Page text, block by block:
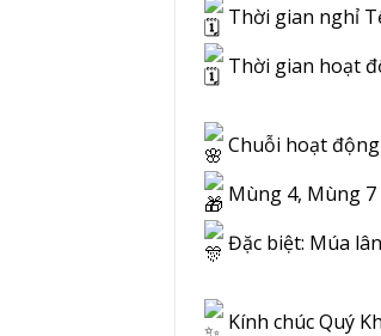
Thời gian nghỉ
Thời gian hoạt
Chuỗi hoạt
Mùng 4, Mùng 7
Đặc biệt: Múa
Kính chúc Quý